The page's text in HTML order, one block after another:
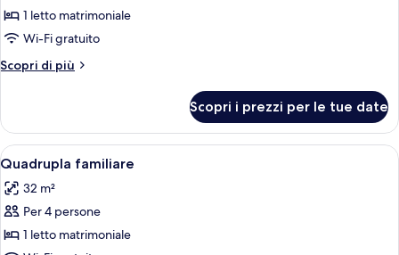
per
Tripla
familiare
1 letto matrimoniale
Wi-Fi gratuito
Scopri di più
Altri
familiare
Scopri i prezzi per le tue date
Apri
tutte
le
foto
per
Una camera d'albergo con due letti,
4
Quadrupla familiare
32 m²
Per 4 persone
1 letto matrimoniale